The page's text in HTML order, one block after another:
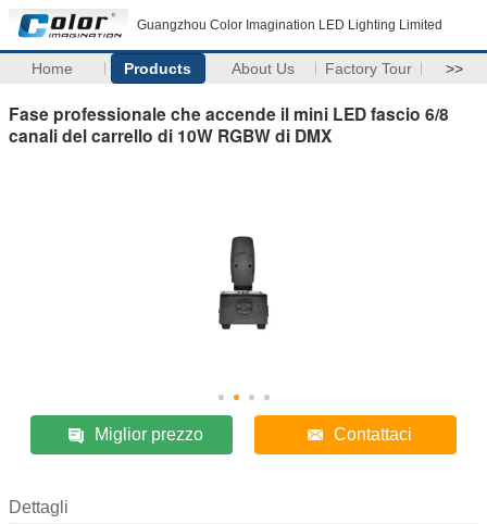
Guangzhou Color Imagination LED Lighting Limited
Home Products About Us Factory Tour >>
Fase professionale che accende il mini LED fascio 6/8
canali del carrello di 10W RGBW di DMX
Miglior prezzo Contattaci
Dettagli